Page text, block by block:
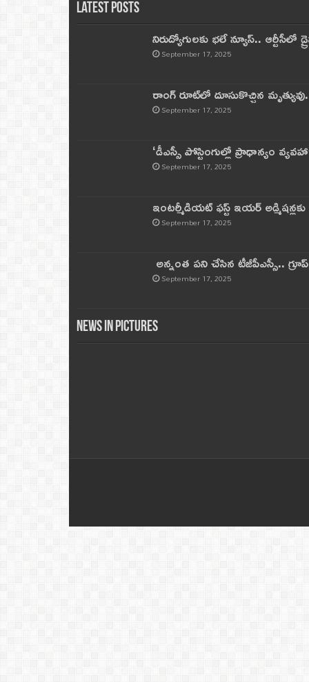
Latest Posts
నిరుద్యోగులకు భలే న్యూస్.. ఆర్టీసీలో
September 17, 2025
రాంగ్ రూట్‌లో దూసుకొచ్చిన
September 17, 2025
‘డీఎస్సీ పోస్టింగుల్లో ప్రాధాన్యం
September 17, 2025
ఇంటర్మీడియట్ ఫస్ట్‌ ఇయర్‌
September 17, 2025
అన్నంత పని చేసిన టీజీపీఎస్సీ..
September 17, 2025
News in Pictures